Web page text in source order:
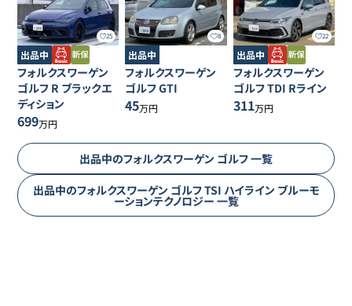
25
出品中
フォルクスワーゲン
ゴルフ R ブラックエ
ディション
699万円
8
出品中
フォルクスワーゲン
ゴルフGTI
45万円
22
出品中
フォルクスワーゲン
ゴルフTDI Rライン
311万円
出品中のフォルクスワーゲン ゴルフ一覧
出品中のフォルクスワーゲン ゴルフTSI ハイライン ブルーモ
ーションテクノロジー一覧